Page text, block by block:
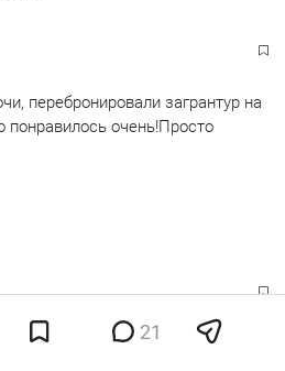
перебронировали загрантур на
очень!Просто
агентство или мелкое. Тут
21